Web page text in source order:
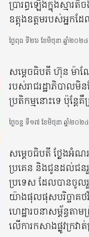
ប្រារព្ធឡើងក្នុងស្មារ
ឧត្តុងឧត្តមរបស់អ្នកដ
ថ្ងៃពុធ ទី២៦ ខែមិថុនា ឆ្នាំ២០២៤
សម្តេចធិបតី ហ៊ុន ម៉
របស់រាជរដ្ឋាភិបាលមិ
ប្រតិកម្មនោះទេ ប៉ុន្តែ
ថ្ងៃចន្ទ ទី១៧ ខែមិថុនា ឆ្នាំ២០២៤
សម្តេចធិបតី ថ្លែង
ប្រគេន និងជូនដល់ជន
ប្រទេស​ ដែលបានចូ
យ៉ាងផុលផុសបរិច្ចាគ
ហេដ្ឋារចនាសម្ព័ន្ធតា
លើការកសាងផ្លូវក្រវា